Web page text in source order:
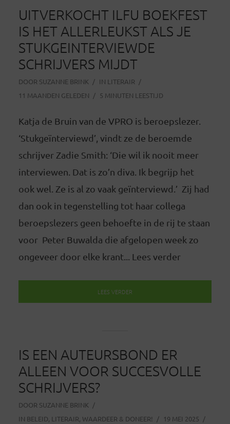
UITVERKOCHT ILFU BOEKFEST
IS HET ALLERLEUKST ALS JE
STUKGEINTERVIEWDE
SCHRIJVERS MIJDT
DOOR SUZANNE BRINK IN LITERAIR
11 MAANDEN GELEDEN
5 MINUTEN LEESTIJD
Katja de Bruin van de VPRO is beroepslezer.
‘Stukgeïnterviewd’, vindt ze de beroemde
schrijver Zadie Smith: ‘Die wil ik nooit meer
interviewen. Dat is zo’n diva. Ik begrijp het
ook wel. Ze is al zo vaak geïnterviewd.’ Zij had
dan ook in tegenstelling tot haar collega
beroepslezers geen behoefte in de rij te staan
voor Peter Buwalda die afgelopen week zo
ongeveer door elke krant... Lees verder
LEES VERDER
IS EEN AUTEURSBOND ER
ALLEEN VOOR SUCCESVOLLE
SCHRIJVERS?
DOOR SUZANNE BRINK
IN BELEID, LITERAIR, WAARDEER & DONEER!
19 MEI 2025